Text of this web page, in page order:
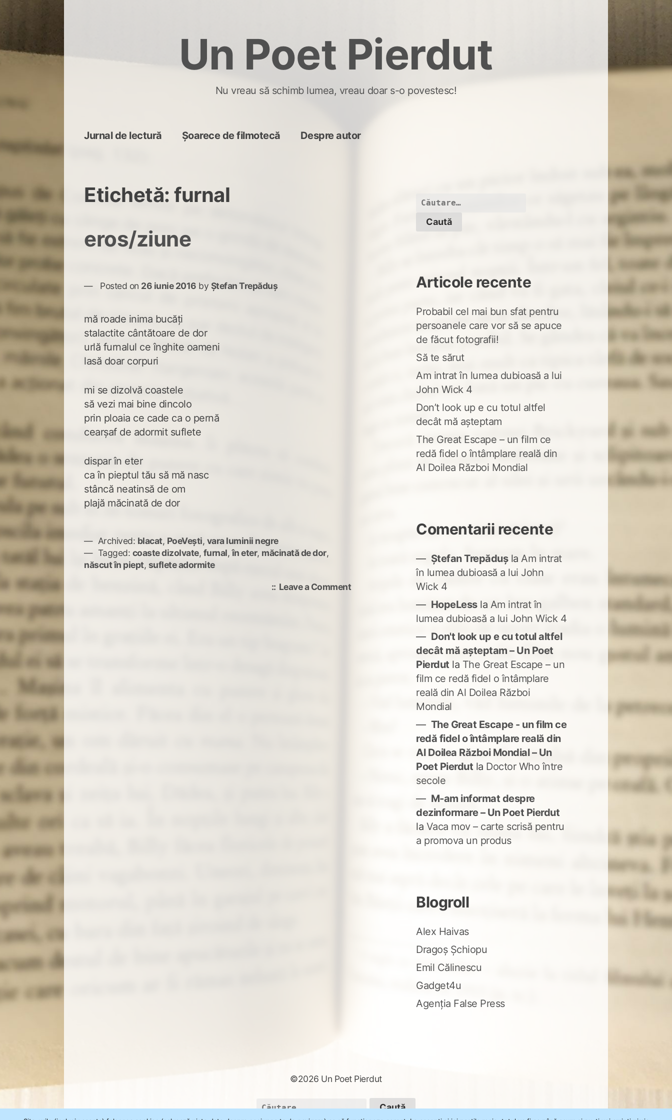
Un Poet Pierdut
Nu vreau să schimb lumea, vreau doar s-o povestesc!
Jurnal de lectură Șoarece de filmotecă Despre autor
Etichetă:furnal
eros/ziune
Posted on 26 iunie 2016 by Ștefan Trepăduș
mă roade inima bucăți
stalactite cântătoare de dor
urlă furnalul ce înghite oameni
lasă doar corpuri
mi se dizolvă coastele
să vezi mai bine dincolo
prin ploaia ce cade ca o pernă
cearșaf de adormit suflete
dispar în eter
ca în pieptul tău să mă nasc
stâncă neatinsă de om
plajă măcinată de dor
Archived: blacat, PoeVești, vara luminii negre
Tagged: coaste dizolvate, furnal,în eter, măcinată de dor,
născut în piept, suflete adormite
Leave a Commenton
Caută
Articole recente
Probabil cel mai bun sfat pentru
persoanele care vor să se apuce
de făcut fotografii!
Să te sărut
Am intrat în lumea dubioasă a lui
John Wick 4
Don’t look up e cu totul altfel
decât mă așteptam
The Great Escape – un film ce
redă fidel o întâmplare reală din
Al Doilea Război Mondial
Comentarii recente
Ștefan Trepădușla Am intrat
în lumea dubioasă a lui John
Wick 4
HopeLessla Am intrat în
lumea dubioasă a lui John Wick 4
Don't look up e cu totul altfel
decât mă așteptam – Un Poet
Pierdut la The Great Escape – un
film ce redă fidel o întâmplare
reală din Al Doilea Război
Mondial
The Great Escape - un film ce
redă fidel o întâmplare reală din
Al Doilea Război Mondial – Un
Poet Pierdut la Doctor Who între
secole
M-am informat despre
dezinformare – Un Poet Pierdut
la Vaca mov – carte scrisă pentru
a promova un produs
Blogroll
Alex Haivas
Dragoș Șchiopu
Emil Călinescu
Gadget4u
Agenția False Press
©2026 Un Poet Pierdut
Caută